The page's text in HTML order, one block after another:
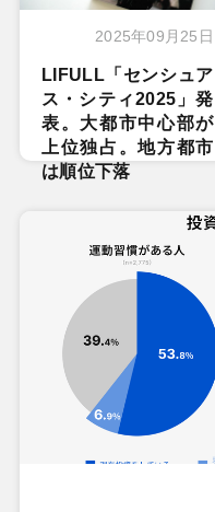
2025年09月25日
LIFULL「センシュア
ス・シティ2025」発
表。大都市中心部が
上位独占。地方都市
は順位下落